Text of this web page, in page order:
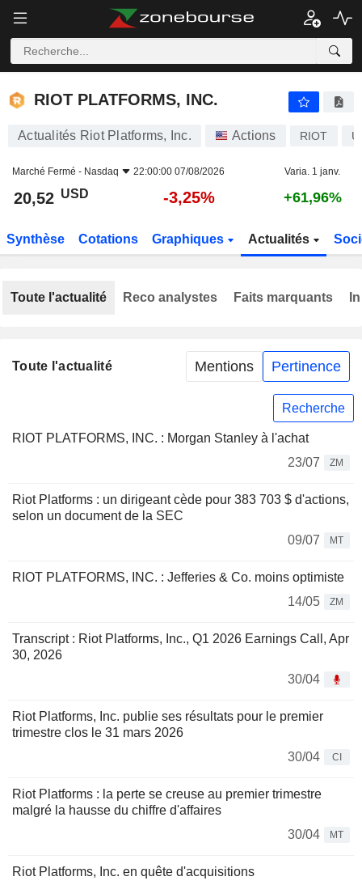
RIOT PLATFORMS, INC.
RIOT PLATFORMS, INC.
Actualités Riot Platforms, Inc. Actions RIOT
Marché Fermé - Nasdaq 22:00:00 07/08/2026 Varia. 1 janv.
20,52 USD -3,25% +61,96%
Synthèse Cotations Graphiques Actualités
Toute l'actualité Mentions Pertinence
Recherche
RIOT PLATFORMS, INC. : Morgan Stanley à l'achat
23/07
ZM
Riot Platforms : un dirigeant cède pour 383 703 $ d'actions,
selon un document de la SEC
09/07
MT
RIOT PLATFORMS, INC. : Jefferies & Co. moins optimiste
14/05
ZM
Transcript : Riot Platforms, Inc., Q1 2026 Earnings Call, Apr
30, 2026
30/04
Riot Platforms, Inc. publie ses résultats pour le premier
trimestre clos le 31 mars 2026
30/04
CI
Riot Platforms : la perte se creuse au premier trimestre
malgré la hausse du chiffre d'affaires
30/04
MT
Riot Platforms, Inc. en quête d'acquisitions
Toute l'actualité Reco analystes Faits marquants